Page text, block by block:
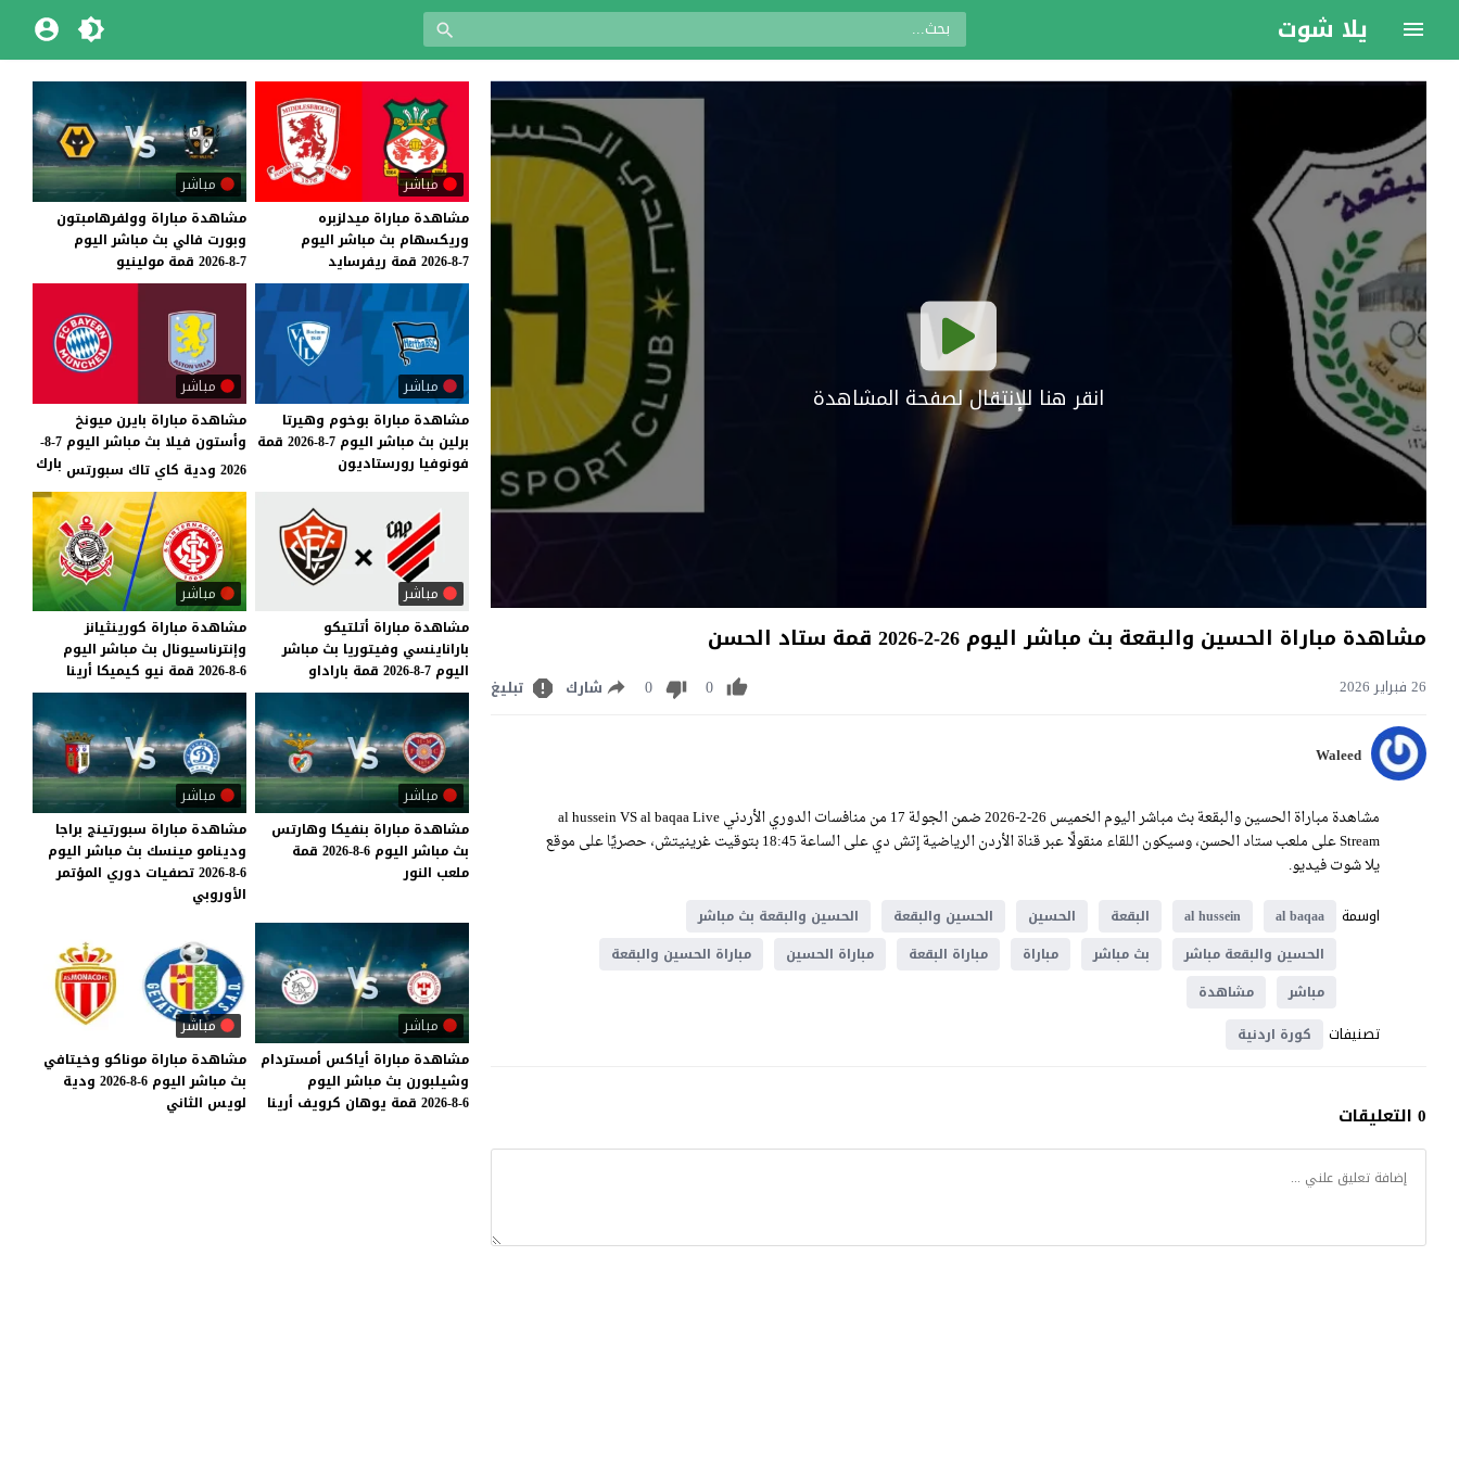
يلا شوت
انقر هنا للإنتقال لصفحة المشاهدة
مشاهدة مباراة الحسين والبقعة بث مباشر اليوم 26-2-2026 قمة ستاد الحسن
26 فبراير 2026 0
0 شارك تبليغ
Waleed
مشاهدة مباراة الحسين والبقعة بث مباشر اليوم الخميس 26-2-2026 ضمن الجولة 17 من منافسات الدوري الأردني al hussein VS al baqaa Live
Stream على ملعب ستاد الحسن، وسيكون اللقاء منقولًا عبر قناة الأردن الرياضية إتش دي على الساعة 18:45 بتوقيت غرينيتش، حصريًا على موقع
يلا شوت فيديو.
اوسمة
al baqaa
al hussein البقعة الحسين الحسين والبقعة
الحسين والبقعة بث مباشر
الحسين والبقعة مباشر
بث مباشر مباراة مباراة البقعة مباراة الحسين
مباراة الحسين والبقعة
مباشر
مشاهدة
تصنيفات كورة اردنية
0 التعليقات
مباشر
مشاهدة مباراة ميدلزبره
وريكسهام بث مباشر اليوم
7-8-2026
قمة ريفرسايد
مباشر
مشاهدة مباراة وولفرهامبتون
وبورت فالي بث مباشر اليوم
7-8-2026
قمة مولينيو
مباشر
مشاهدة مباراة بوخوم وهيرتا
برلين بث مباشر اليوم 7-8-2026
قمة
فونوفيا رورستاديون
مباشر
مشاهدة مباراة بايرن ميونخ
وأستون فيلا بث مباشر اليوم 7-8-
2026 ودية كاي تاك سبورتس
بارك
مباشر
مشاهدة مباراة أتلتيكو
باراناينسي وفيتوريا بث مباشر
اليوم 7-8-2026 قمة باراداو
مباشر
مشاهدة مباراة كورينثيانز
وإنترناسيونال بث مباشر اليوم
6-8-2026
قمة نيو كيميكا أرينا
مباشر
مشاهدة مباراة بنفيكا وهارتس
بث مباشر اليوم 6-8-2026
قمة
ملعب النور
مباشر
مشاهدة مباراة سبورتينج براجا
ودينامو مينسك بث مباشر اليوم
6-8-2026 تصفيات دوري المؤتمر
الأوروبي
مباشر
مشاهدة مباراة أياكس أمستردام
وشيلبورن بث مباشر اليوم
6-8-2026
قمة يوهان كرويف أرينا
مباشر
مشاهدة مباراة موناكو وخيتافي
بث مباشر اليوم 6-8-2026
ودية
لويس الثاني